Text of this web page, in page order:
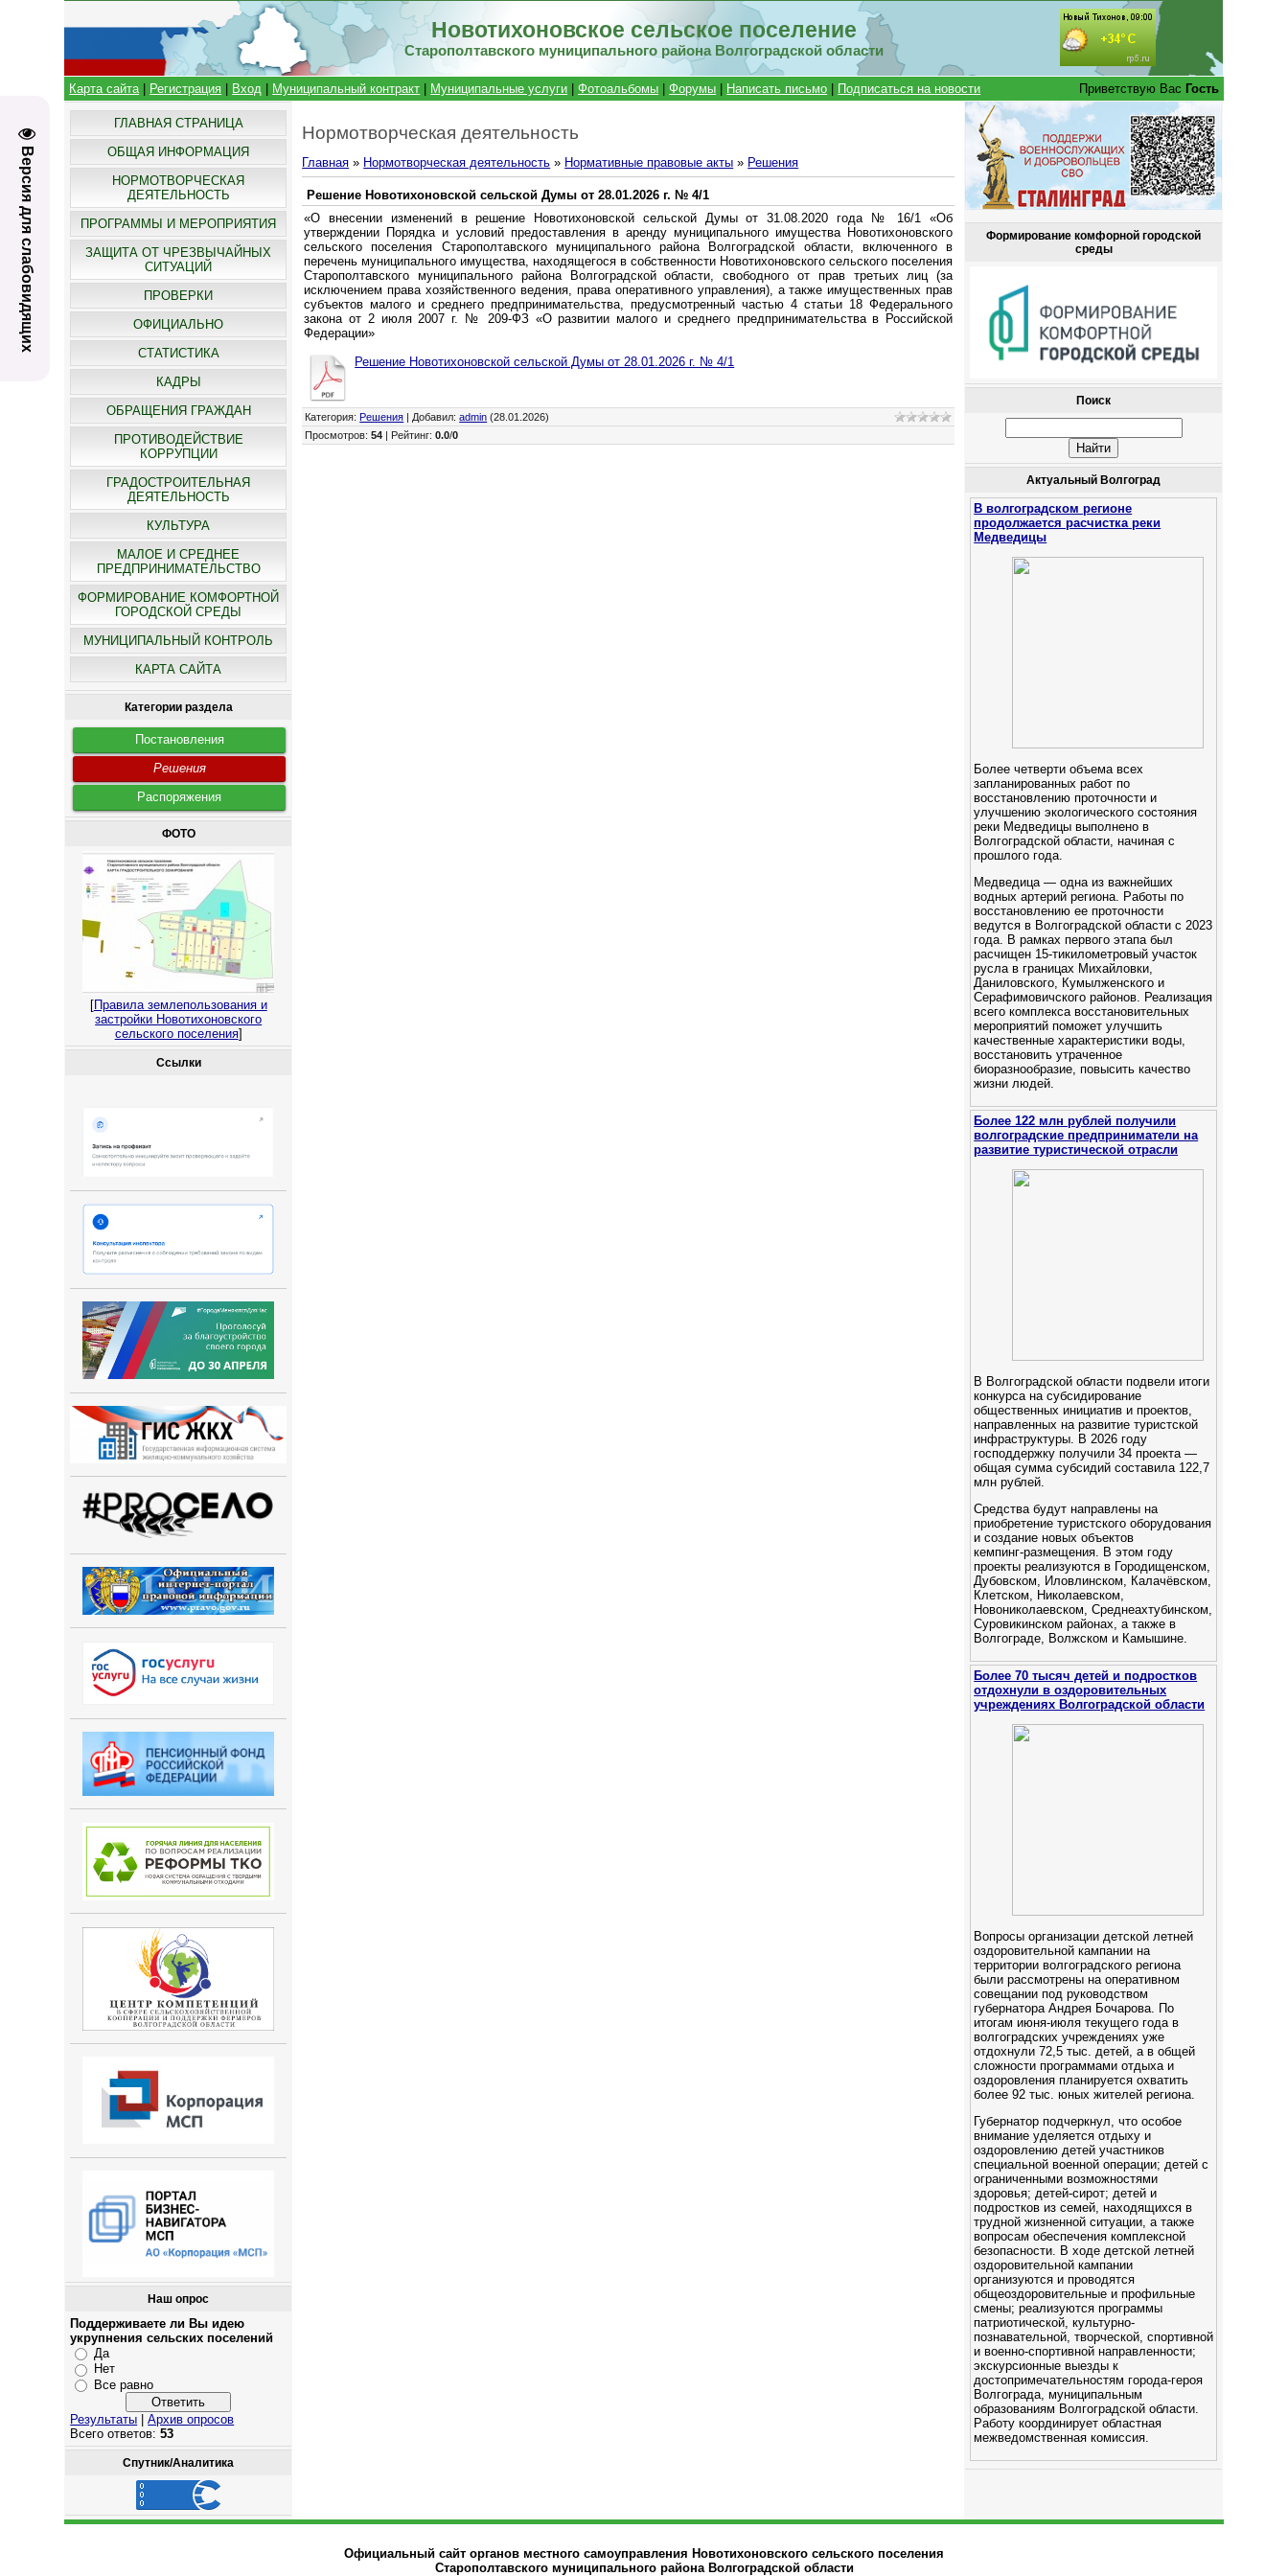
Версия для слабовидящих
Новотихоновское сельское поселение
Старополтавского муниципального района Волгоградской области
Карта сайта| Регистрация Вход Муниципальный контракт Муниципальные услуги |Фотоальбомы |Форумы Написать письмо Подписаться на новости Приветствую Вас Гость
ГЛАВНАЯ СТРАНИЦА
ОБЩАЯ ИНФОРМАЦИЯ
НОРМОТВОРЧЕСКАЯ
ДЕЯТЕЛЬНОСТЬ
ПРОГРАММЫ И МЕРОПРИЯТИЯ
ЗАЩИТА ОТ ЧРЕЗВЫЧАЙНЫХ
СИТУАЦИЙ
ПРОВЕРКИ
ОФИЦИАЛЬНО
СТАТИСТИКА
КАДРЫ
ОБРАЩЕНИЯ ГРАЖДАН
ПРОТИВОДЕЙСТВИЕ
КОРРУПЦИИ
ГРАДОСТРОИТЕЛЬНАЯ
ДЕЯТЕЛЬНОСТЬ
КУЛЬТУРА
МАЛОЕ И СРЕДНЕЕ
ПРЕДПРИНИМАТЕЛЬСТВО
ФОРМИРОВАНИЕ КОМФОРТНОЙ
ГОРОДСКОЙ СРЕДЫ
МУНИЦИПАЛЬНЫЙ КОНТРОЛЬ
КАРТА САЙТА
Категории раздела
Постановления
Решения
Распоряжения
ФОТО
[Правила землепользования и
застройки Новотихоновского
сельского поселения]
Ссылки
Наш опрос
Поддерживаете ли Вы идею
укрупнения сельских поселений
Да
Нет
Все равно
Результаты |Архив опросов
Всего ответов:53
Спутник/Аналитика
Нормотворческая деятельность
Главная » Нормотворческая деятельность » Нормативные правовые акты » Решения
Решение Новотихоновской сельской Думы от 28.01.2026 г. № 4/1
«О внесении изменений в решение Новотихоновской сельской Думы от 31.08.2020 года № 16/1 «Об
утверждении Порядка и условий предоставления в аренду муниципального имущества Новотихоновского
сельского поселения Старополтавского муниципального района Волгоградской области, включенного в
перечень муниципального имущества, находящегося в собственности Новотихоновского сельского поселения
Старополтавского муниципального района Волгоградской области, свободного от прав третьих лиц (за
исключением права хозяйственного ведения, права оперативного управления), а также имущественных прав
субъектов малого и среднего предпринимательства, предусмотренный частью 4 статьи 18 Федерального
закона от 2 июля 2007 г. № 209-ФЗ «О развитии малого и среднего предпринимательства в Российской
Федерации»
Решение Новотихоновской сельской Думы от 28.01.2026 г. № 4/1
Категория: Решения Добавил:admin (28.01.2026)
Просмотров:54 Рейтинг:0.0/0
Формирование комфорной городской
среды
Поиск
Актуальный Волгоград
В волгоградском регионе
продолжается расчистка реки
Медведицы
Более четверти объема всех
запланированных работ по
восстановлению проточности и
улучшению экологического состояния
реки Медведицы выполнено в
Волгоградской области, начиная с
прошлого года.
Медведица — одна из важнейших
водных артерий региона. Работы по
восстановлению ее проточности
ведутся в Волгоградской области с 2023
года. В рамках первого этапа был
расчищен 15-тикилометровый участок
русла в границах Михайловки,
Даниловского, Кумылженского и
Серафимовичского районов. Реализация
всего комплекса восстановительных
мероприятий поможет улучшить
качественные характеристики воды,
восстановить утраченное
биоразнообразие, повысить качество
жизни людей.
Более 122 млн рублей получили
волгоградские предприниматели на
развитие туристической отрасли
В Волгоградской области подвели итоги
конкурса на субсидирование
общественных инициатив и проектов,
направленных на развитие туристской
инфраструктуры. В 2026 году
господдержку получили 34 проекта —
общая сумма субсидий составила 122,7
млн рублей.
Средства будут направлены на
приобретение туристского оборудования
и создание новых объектов
кемпинг‑размещения. В этом году
проекты реализуются в Городищенском,
Дубовском, Иловлинском, Калачёвском,
Клетском, Николаевском,
Новониколаевском, Среднеахтубинском,
Суровикинском районах, а также в
Волгограде, Волжском и Камышине.
Более 70 тысяч детей и подростков
отдохнули в оздоровительных
учреждениях Волгоградской области
Вопросы организации детской летней
оздоровительной кампании на
территории волгоградского региона
были рассмотрены на оперативном
совещании под руководством
губернатора Андрея Бочарова. По
итогам июня-июля текущего года в
волгоградских учреждениях уже
отдохнули 72,5 тыс. детей, а в общей
сложности программами отдыха и
оздоровления планируется охватить
более 92 тыс. юных жителей региона.
Губернатор подчеркнул, что особое
внимание уделяется отдыху и
оздоровлению детей участников
специальной военной операции; детей с
ограниченными возможностями
здоровья; детей-сирот; детей и
подростков из семей, находящихся в
трудной жизненной ситуации, а также
вопросам обеспечения комплексной
безопасности. В ходе детской летней
оздоровительной кампании
организуются и проводятся
общеоздоровительные и профильные
смены; реализуются программы
патриотической, культурно-
познавательной, творческой, спортивной
и военно-спортивной направленности;
экскурсионные выезды к
достопримечательностям города-героя
Волгограда, муниципальным
образованиям Волгоградской области.
Работу координирует областная
межведомственная комиссия.
Официальный сайт органов местного самоуправления Новотихоновского сельского поселения
Старополтавского муниципального района Волгоградской области